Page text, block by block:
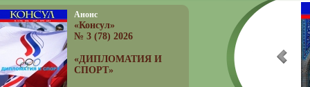
Анонс
«Консул»
№ 3 (78) 2026
«ДИПЛОМАТИЯ И
СПОРТ»